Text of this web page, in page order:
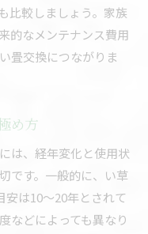
比較しましょう。家族
的なメンテナンス費用
畳交換につながりま
め方
は、経年変化と使用状
です。一般的に、い草
安は10〜20年とされて
などによっても異なり